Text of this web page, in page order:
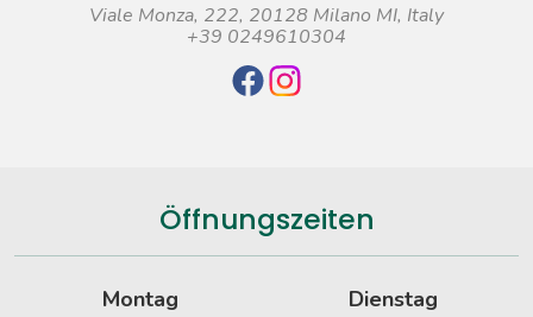
Viale Monza, 222, 20128 Milano MI, Italy
+39 0249610304
Öffnungszeiten
Montag
Dienstag